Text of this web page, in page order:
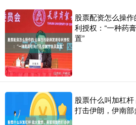
股票配资怎么操
利授权：“一种药
置”
股票什么叫加杠
打击伊朗，伊南